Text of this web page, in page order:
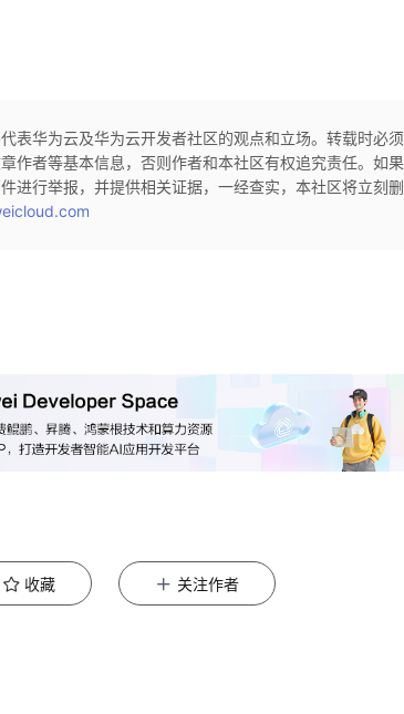
表华为云及华为云开发者社区的观点和立场。转载时必须
作者等基本信息，否则作者和本社区有权追究责任。如果
进行举报，并提供相关证据，一经查实，本社区将立刻删
收藏 关注作者